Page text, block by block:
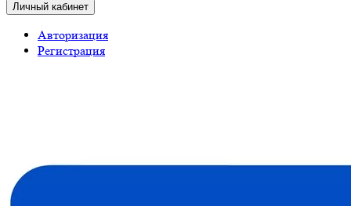
Личный кабинет
Авторизация
Регистрация